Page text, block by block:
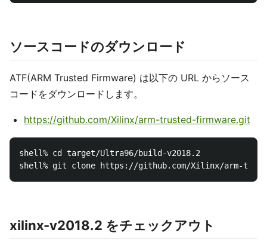
ソースコードのダウンロード
ATF(ARM Trusted Firmware) は以下の URL からソース
コードをダウンロードします。
https://github.com/Xilinx/arm-trusted-firmware.git
shell% cd target/Ultra96/build-v2018.2
xilinx-v2018.2 をチェックアウト